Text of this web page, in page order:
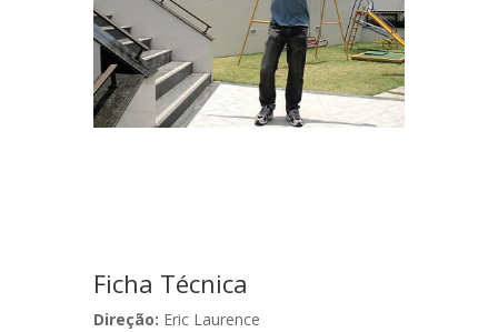
Ficha Técnica
Direção: Eric Laurence